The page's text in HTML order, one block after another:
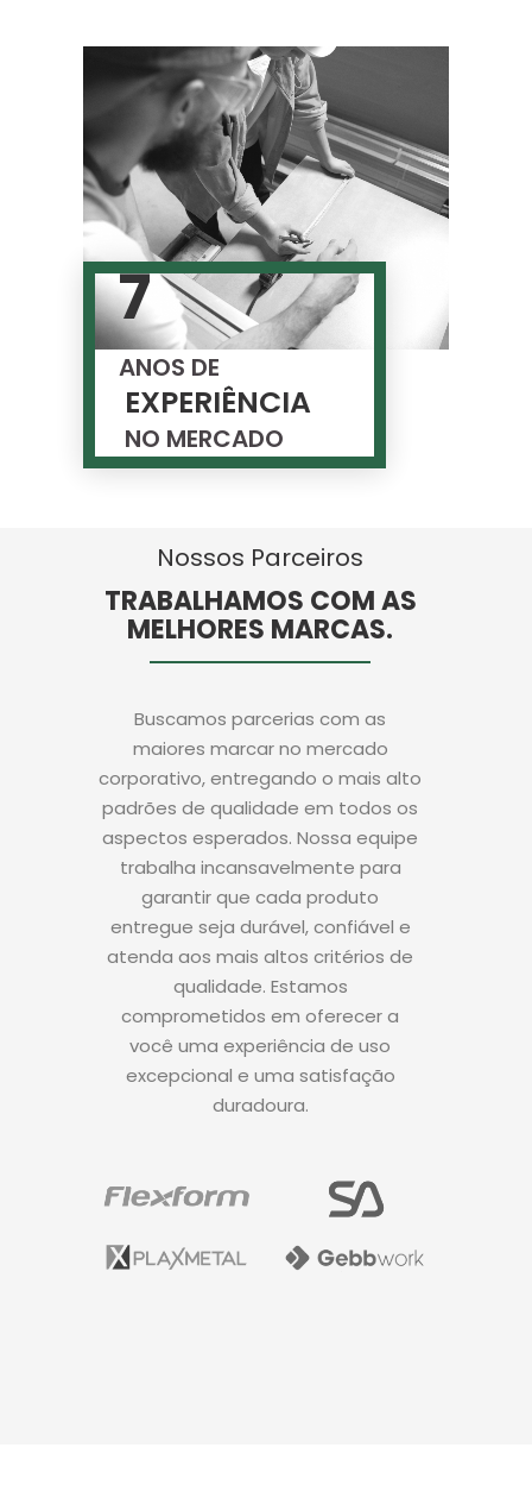
7
ANOS DE
EXPERIÊNCIA
NO MERCADO
Nossos Parceiros
TRABALHAMOS COM AS
MELHORES MARCAS.
Buscamos parcerias com as
maiores marcar no mercado
corporativo, entregando o mais alto
padrões de qualidade em todos os
aspectos esperados. Nossa equipe
trabalha incansavelmente para
garantir que cada produto
entregue seja durável, confiável e
atenda aos mais altos critérios de
qualidade. Estamos
comprometidos em oferecer a
você uma experiência de uso
excepcional e uma satisfação
duradoura.